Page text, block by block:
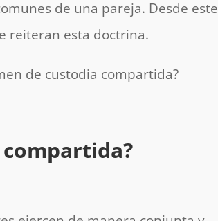
de una pareja. Desde este
reiteran esta doctrina.
de custodia compartida?